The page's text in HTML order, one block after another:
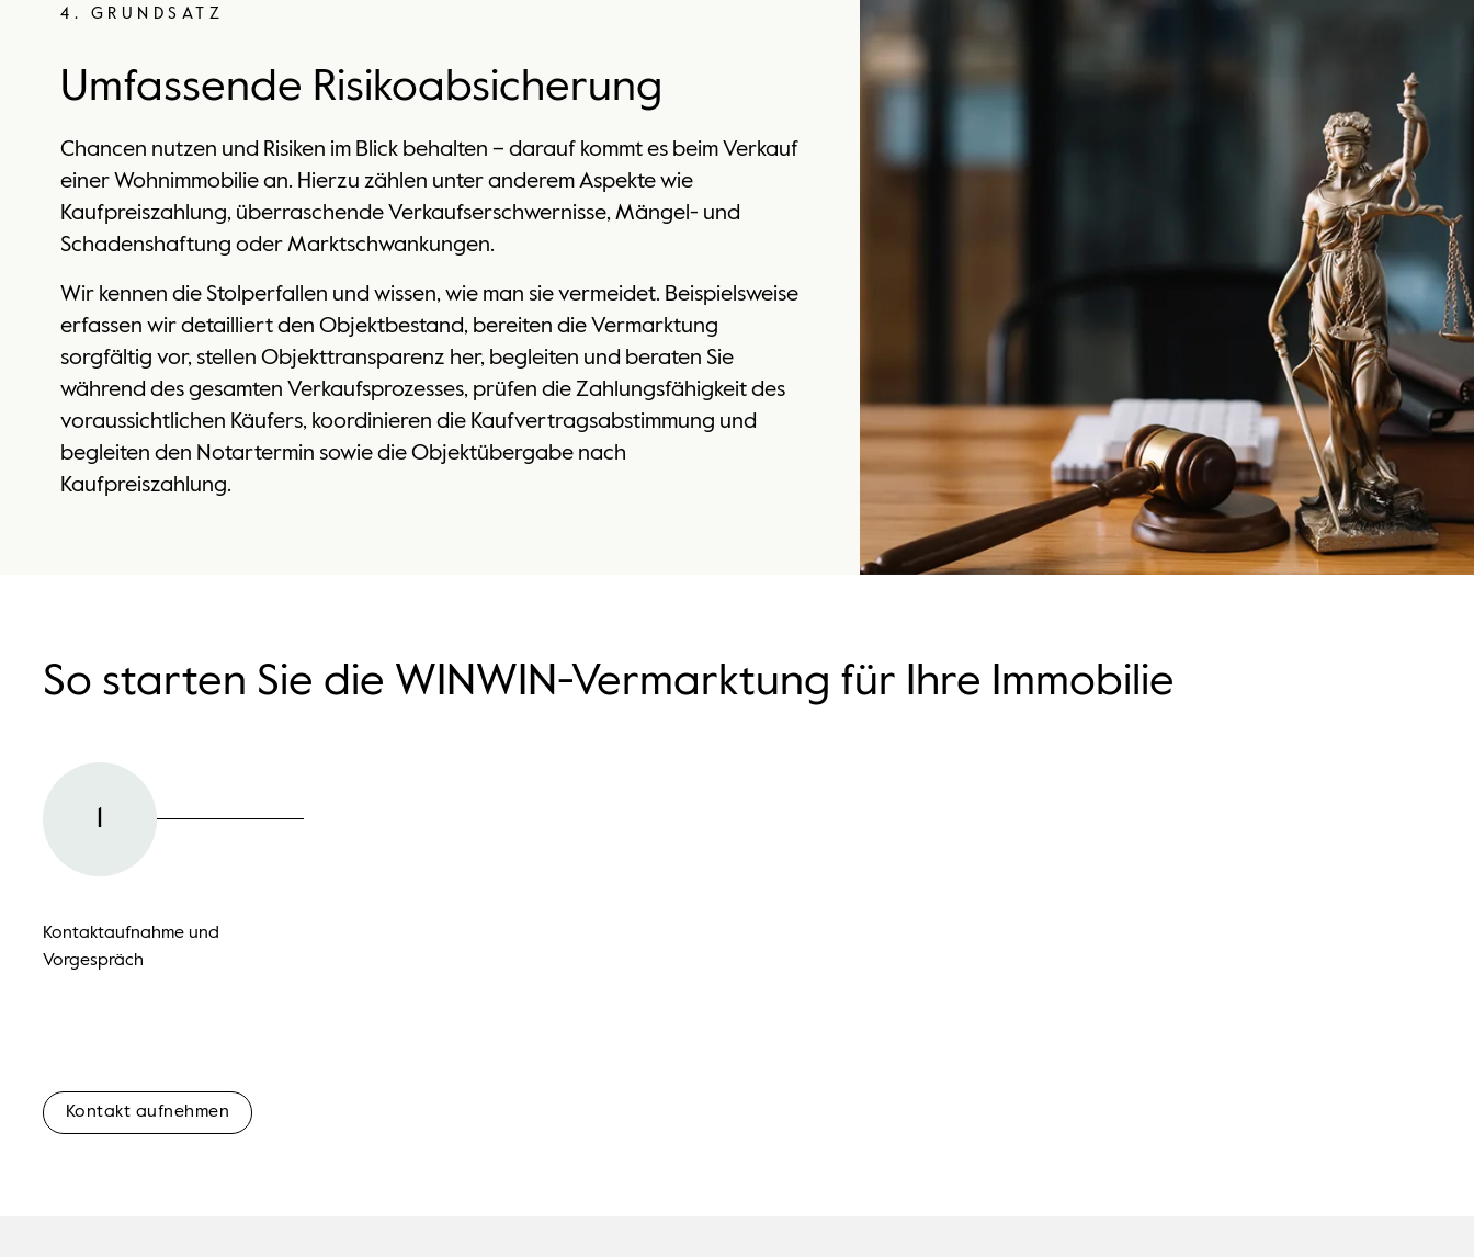
4. GRUNDSATZ
Umfassende Risikoabsicherung
Chancen nutzen und Risiken im Blick behalten – darauf kommt es beim Verkauf
einer Wohnimmobilie an. Hierzu zählen unter anderem Aspekte wie
Kaufpreiszahlung, überraschende Verkaufserschwernisse, Mängel- und
Schadenshaftung oder Marktschwankungen.
Wir kennen die Stolperfallen und wissen, wie man sie vermeidet. Beispielsweise
erfassen wir detailliert den Objektbestand, bereiten die Vermarktung
sorgfältig vor, stellen Objekttransparenz her, begleiten und beraten Sie
während des gesamten Verkaufsprozesses, prüfen die Zahlungsfähigkeit des
voraussichtlichen Käufers, koordinieren die Kaufvertragsabstimmung und
begleiten den Notartermin sowie die Objektübergabe nach
Kaufpreiszahlung.
So starten Sie die WINWIN-Vermarktung für Ihre Immobilie
Kontaktaufnahme und
Vorgespräch
Kontakt aufnehmen